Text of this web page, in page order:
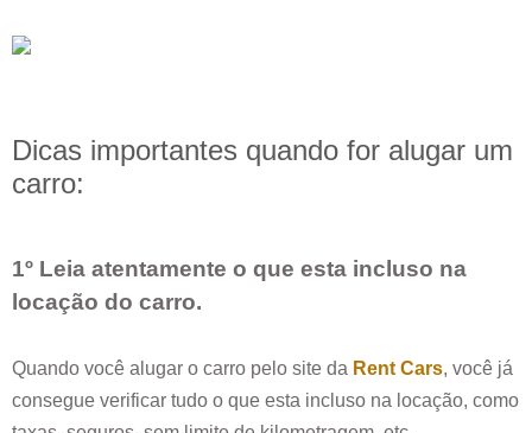
Dicas importantes quando for alugar um
carro:
1º Leia atentamente o que esta incluso na
locação do carro.
Quando você alugar o carro pelo site da Rent Cars, você já
consegue verificar tudo o que esta incluso na locação, como